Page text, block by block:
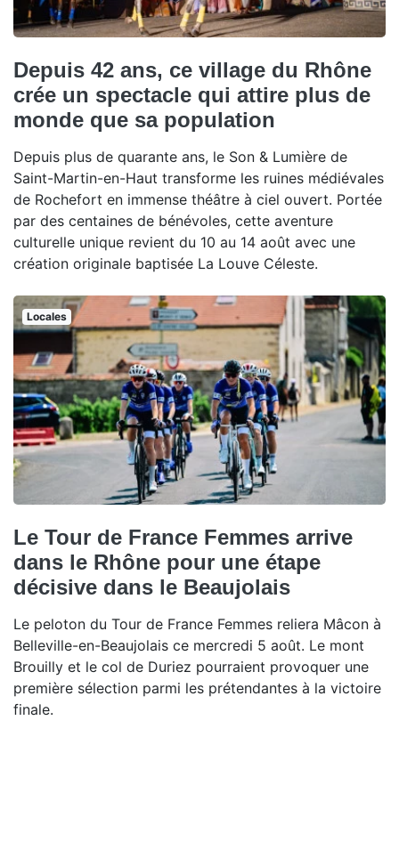
Depuis 42 ans, ce village du Rhône
crée un spectacle qui attire plus de
monde que sa population
Depuis plus de quarante ans, le Son & Lumière de
Saint-Martin-en-Haut transforme les ruines médiévales
de Rochefort en immense théâtre à ciel ouvert. Portée
par des centaines de bénévoles, cette aventure
culturelle unique revient du 10 au 14 août avec une
création originale baptisée La Louve Céleste.
Locales
Le Tour de France Femmes arrive
dans le Rhône pour une étape
décisive dans le Beaujolais
Le peloton du Tour de France Femmes reliera Mâcon à
Belleville-en-Beaujolais ce mercredi 5 août. Le mont
Brouilly et le col de Duriez pourraient provoquer une
première sélection parmi les prétendantes à la victoire
finale.